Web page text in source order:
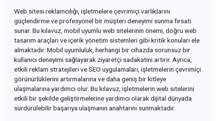
Web sitesi reklamcılığı, işletmelere çevrimiçi varlıklarını
güçlendirme ve profesyonel bir müşteri deneyimi sunma fırsatı
sunar. Bu kılavuz, mobil uyumlu web sitelerinin önemi, doğru web
tasarım araçları ve içerik yönetim sistemleri gibi kritik konuları ele
almaktadır. Mobil uyumluluk, herhangi bir cihazda sorunsuz bir
kullanıcı deneyimi sağlayarak ziyaretçi sadakatini artırır. Ayrıca,
etkili reklam stratejileri ve SEO uygulamaları, işletmelerin çevrimiçi
görünürlüklerini artırmalarına ve daha geniş bir kitleye
ulaşmalarına yardımcı olur. Bu kılavuz, işletmelerin web sitelerini
etkili bir şekilde geliştirmelerine yardımcı olarak dijital dünyada
sürdürülebilir başarıya ulaşmanın anahtarını sunmaktadır.